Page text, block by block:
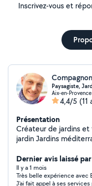
Inscrivez-vous et
Paysagiste,
Aix-en-
4,4/5 (11
Présentation
Créateur de jardins
jardin Jardins
Terrasse : bois / dalle sur
plaque / Semi / Synthétique Arrosage :
Goutte à goutte /
Dernier avis laissé
Il y a 1 mois
Très belle expérience
J’ai fait appel à ses